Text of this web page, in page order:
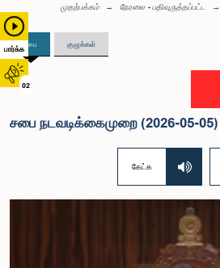
பார்க்க
02
முதற்பக்கம் நேரலை - பதிவுருத்தப்பட்ட
சபை குழுக்கள்
சபை நடவடிக்கைமுறை (2026-05-05)
கேட்க